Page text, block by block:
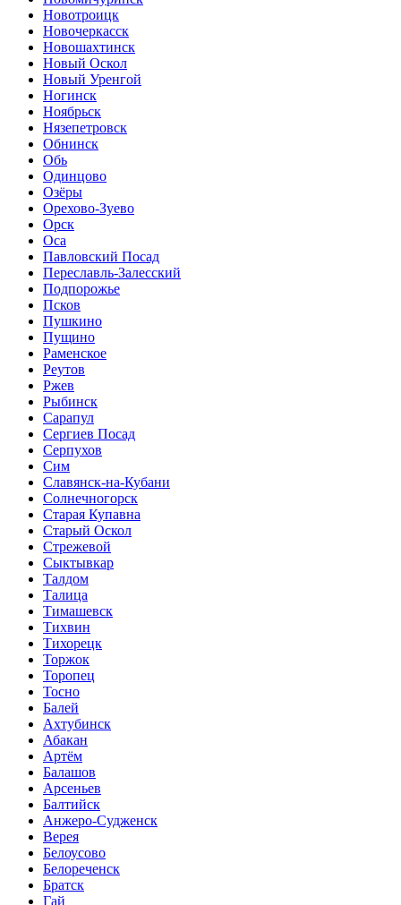
Новотроицк
Новочеркасск
Новошахтинск
Новый Оскол
Новый Уренгой
Ногинск
Ноябрьск
Нязепетровск
Обнинск
Обь
Одинцово
Озёры
Орехово-Зуево
Орск
Оса
Павловский Посад
Переславль-Залесский
Подпорожье
Псков
Пушкино
Пущино
Раменское
Реутов
Ржев
Рыбинск
Сарапул
Сергиев Посад
Серпухов
Сим
Славянск-на-Кубани
Солнечногорск
Старая Купавна
Старый Оскол
Стрежевой
Сыктывкар
Талдом
Талица
Тимашевск
Тихвин
Тихорецк
Торжок
Торопец
Тосно
Балей
Ахтубинск
Абакан
Артём
Балашов
Арсеньев
Балтийск
Анжеро-Судженск
Верея
Белоусово
Белореченск
Братск
Гай